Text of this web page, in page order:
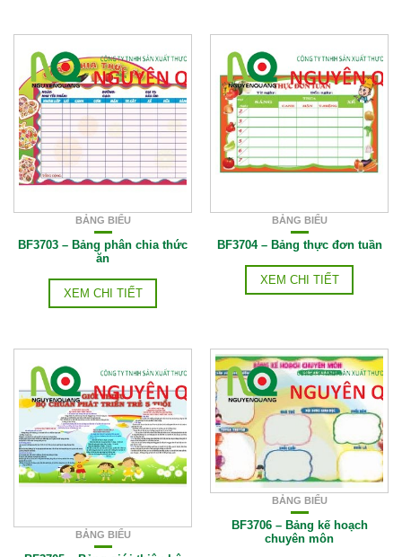
BẢNG BIỂU
BF3703 – Bảng phân chia thức
ăn
XEM CHI TIẾT
BẢNG BIỂU
BF3704 – Bảng thực đơn tuần
XEM CHI TIẾT
BẢNG BIỂU
BẢNG BIỂU
BF3706 – Bảng kế hoạch
chuyên môn